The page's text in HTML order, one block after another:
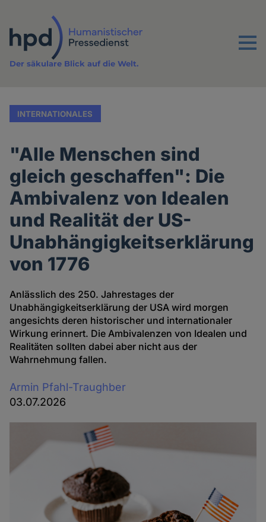
Inhalt
Menu
Der säkulare Blick auf die Welt.
INTERNATIONALES
"Alle Menschen sind
gleich geschaffen": Die
Ambivalenz von Idealen
und Realität der US-
Unabhängigkeitserklärung
von 1776
Anlässlich des 250. Jahrestages der
Unabhängigkeitserklärung der USA wird morgen
angesichts deren historischer und internationaler
Wirkung erinnert. Die Ambivalenzen von Idealen und
Realitäten sollten dabei aber nicht aus der
Wahrnehmung fallen.
Armin Pfahl-Traughber
03.07.2026